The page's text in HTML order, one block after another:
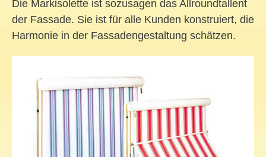
Die Markisolette ist sozusagen das Allroundtallent
der Fassade. Sie ist für alle Kunden konstruiert, die
Harmonie in der Fassadengestaltung schätzen.